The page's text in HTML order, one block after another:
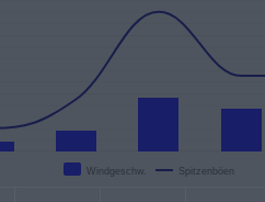
Windgeschw. Spitzenböen